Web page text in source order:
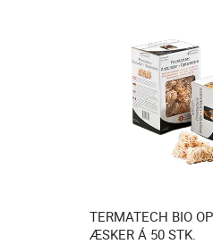
TERMATECH BIO
ÆSKER Á 50 STK.